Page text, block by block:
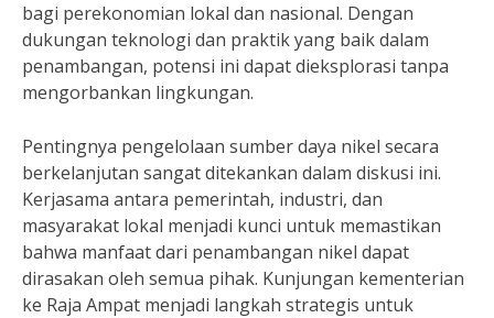
bagi perekonomian lokal dan nasional. Dengan
dukungan teknologi dan praktik yang baik dalam
penambangan, potensi ini dapat dieksplorasi tanpa
mengorbankan lingkungan.
Pentingnya pengelolaan sumber daya nikel secara
berkelanjutan sangat ditekankan dalam diskusi ini.
Kerjasama antara pemerintah, industri, dan
masyarakat lokal menjadi kunci untuk memastikan
bahwa manfaat dari penambangan nikel dapat
dirasakan oleh semua pihak. Kunjungan kementerian
ke Raja Ampat menjadi langkah strategis untuk